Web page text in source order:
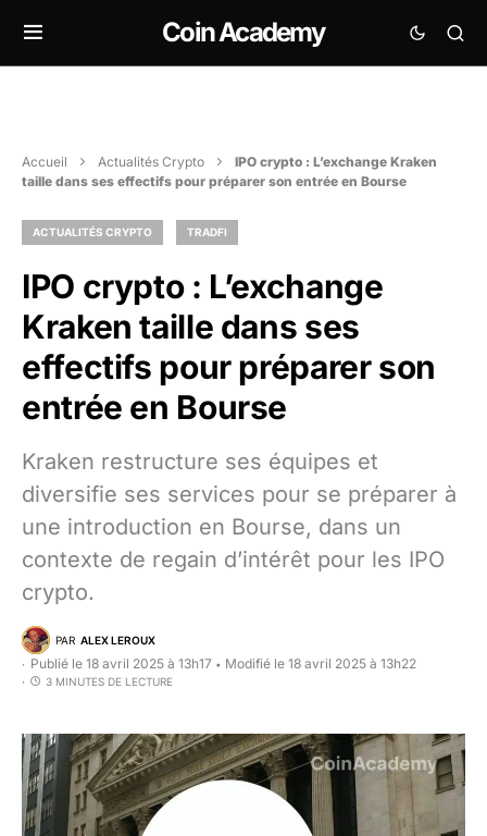
Coin Academy
Accueil Actualités Crypto
IPO crypto : L’exchange Kraken
taille dans ses effectifs pour préparer son entrée en Bourse
ACTUALITÉS CRYPTO TRADFI
IPO crypto : L’exchange
Kraken taille dans ses
effectifs pour préparer son
entrée en Bourse
Kraken restructure ses équipes et
diversifie ses services pour se préparer à
une introduction en Bourse, dans un
contexte de regain d’intérêt pour les IPO
crypto.
PAR ALEX LEROUX
Publié le 18 avril 2025 à 13h17 • Modifié le 18 avril 2025 à 13h22
3 MINUTES DE LECTURE